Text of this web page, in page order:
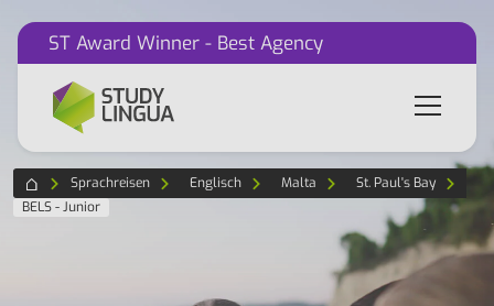
ST Award Winner - Best Agency
Sprachreisen Englisch Malta
St. Paul's Bay
BELS - Junior